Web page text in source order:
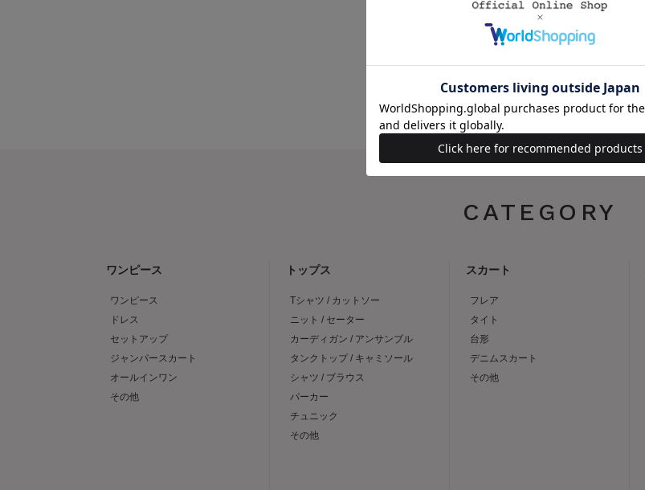
電話番号：06-
6136-5878
CATEGORY
ワンピース
ワンピース
ドレス
セットアップ
ジャンパースカート
オールインワン
その他
トップス
Tシャツ / カットソー
ニット / セーター
カーディガン / アンサンブル
タンクトップ / キャミソール
シャツ / ブラウス
パーカー
チュニック
その他
スカート
フレア
タイト
台形
デニムスカート
その他